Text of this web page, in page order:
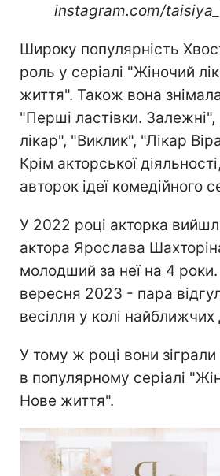
instagram.com/
Широку популярність
роль у серіалі "Жіночий
життя". Також вона
"Перші ластівки.
лікар", "Виклик", "Лікар
Крім акторської
авторок ідеї комедійного
У 2022 році акторка
актора Ярослава
молодший за неї на 4
вересня 2023 - пара
весілля у колі найближчих
У тому ж році вони
в популярному серіалі
Нове життя".